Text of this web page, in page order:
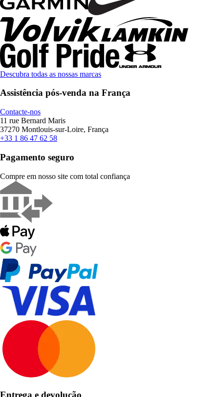
Descubra todas as nossas marcas
Assistência pós-venda na França
Contacte-nos
11 rue Bernard Maris
37270 Montlouis-sur-Loire, França
+33 1 86 47 62 58
Pagamento seguro
Compre em nosso site com total confiança
Entrega e devolução